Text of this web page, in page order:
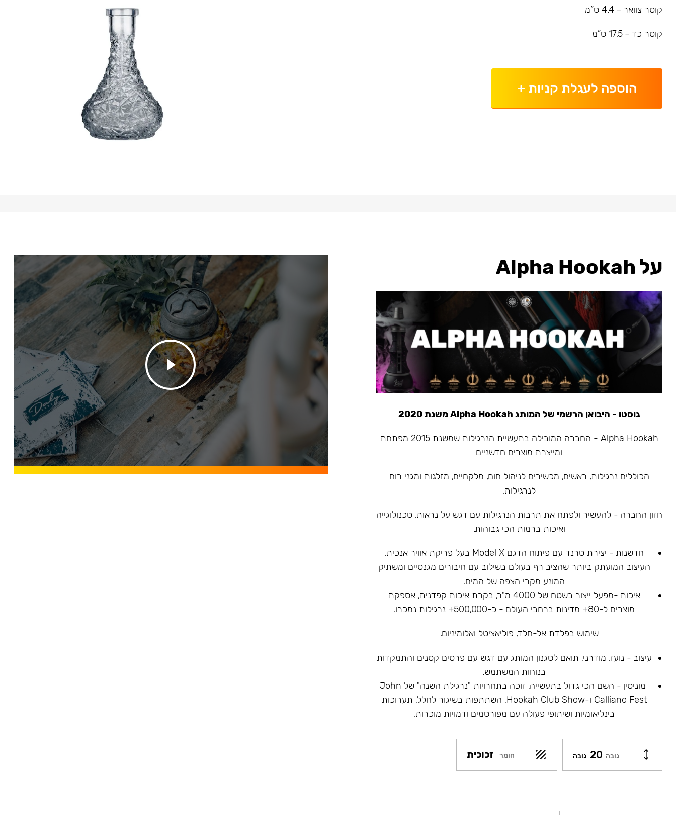
קוטר צוואר – 4.4 ס”מ
קוטר כד – 17.5 ס”מ
הוספה לעגלת קניות +
על Alpha Hookah
גוסטו - היבואן הרשמי של המותג Alpha Hookah משנת 2020
Alpha Hookah - החברה המובילה בתעשיית הנרגילות שמשנת 2015 מפתחת
ומייצרת מוצרים חדשניים
הכוללים נרגילות, ראשים, מכשירים לניהול חום, מלקחיים, מזלגות ומגני רוח
לנרגילות.
חזון החברה - להעשיר ולפתח את תרבות הנרגילות עם דגש על נראות, טכנולוגייה
ואיכות ברמות הכי גבוהות.
חדשנות - יצירת טרנד עם פיתוח הדגם Model X בעל פריקת אוויר אנכית,
העיצוב המועתק ביותר שהציב רף בעולם בשילוב עם חיבורים מגנטיים ומשתיק
המונע מקרי הצפה של המים.
איכות -מפעל ייצור בשטח של 4000 מ"ר, בקרת איכות קפדנית, אספקת
מוצרים ל-80+ מדינות ברחבי העולם - כ-500,000+ נרגילות נמכרו.
שימוש בפלדת אל-חלד, פוליאציטל ואלומיניום.
עיצוב - נועז, מודרני, תואם לסגנון המותג עם דגש עם פרטים קטנים והתמקדות
בנוחות המשתמש.
מוניטין - השם הכי גדול בתעשייה, זוכה בתחרויות "נרגילת השנה" של John
Calliano Fest ו-Hookah Club Show, השתתפות בשיגור לחלל, תערוכות
בינליאומיות ושיתופי פעולה עם מפורסמים ודמויות מוכרות.
גובה 20 גובה חומר זכוכית